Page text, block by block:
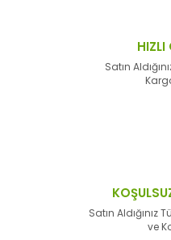
HIZLI
Satın
Satın Aldığınız
ve